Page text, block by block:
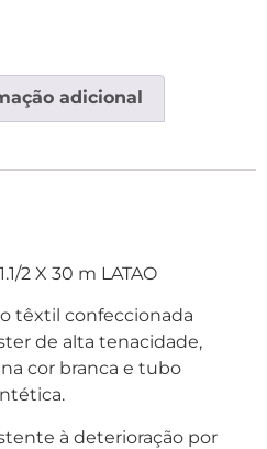
adicional
2 X 30 m LATAO
têxtil confeccionada
de alta tenacidade,
cor branca e tubo
à deterioração por